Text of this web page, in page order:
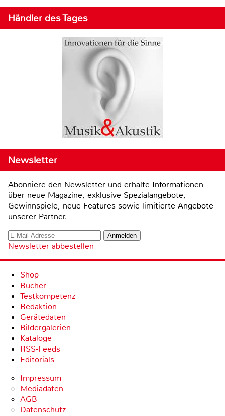
Händler des Tages
Newsletter
Abonniere den Newsletter und erhalte Informationen
über neue Magazine, exklusive Spezialangebote,
Gewinnspiele, neue Features sowie limitierte Angebote
unserer Partner.
Newsletter abbestellen
Shop
Bücher
Testkompetenz
Redaktion
Gerätedaten
Bildergalerien
Kataloge
RSS-Feeds
Editorials
Impressum
Mediadaten
AGB
Datenschutz